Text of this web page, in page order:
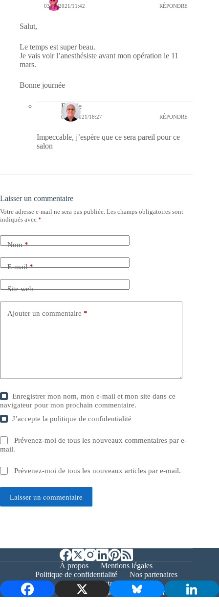
03/03/2021/11:42 RÉPONDRE
Salut,
Le temps est super beau.
Je vais voir l’anesthésiste avant mon opération le 11
mars.
Bonne journée
Bernie
03/03/2021/18:27 RÉPONDRE
Impeccable, j’espère que ce sera pareil pour ce
salon
Laisser un commentaire
Votre adresse e-mail ne sera pas publiée. Les champs obligatoires sont
indiqués avec *
Nom*
E-mail*
Site web
Ajouter un commentaire *
Enregistrer mon nom, mon e-mail et mon site dans ce
navigateur pour mon prochain commentaire.
J’accepte lapolitique de confidentialité
Prévenez-moi de tous les nouveaux commentaires par e-
mail.
Prévenez-moi de tous les nouveaux articles par e-mail.
Laisser un commentaire
À propos
Mentions légales
Politique de confidentialité
Nos partenaires
Contact
Copyright © 2026 - Bernieshoot.fr Journal Web